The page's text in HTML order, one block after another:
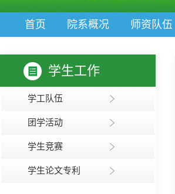
首页 院系概况 师资队伍
学生工作
学工队伍
团学活动
学生竞赛
学生论文专利